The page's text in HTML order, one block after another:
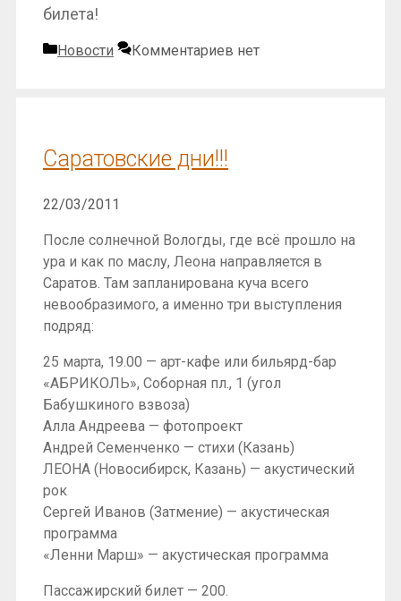
билета!
Рубрики
Новости Комментариев нет
Саратовские дни!!!
22/03/2011
После солнечной Вологды, где всё прошло на
ура и как по маслу, Леона направляется в
Саратов. Там запланирована куча всего
невообразимого, а именно три выступления
подряд:
25 марта, 19.00 — арт-кафе или бильярд-бар
«АБРИКОЛЬ», Соборная пл., 1 (угол
Бабушкиного взвоза)
Алла Андреева — фотопроект
Андрей Семенченко — стихи (Казань)
ЛЕОНА (Новосибирск, Казань) — акустический
рок
Сергей Иванов (Затмение) — акустическая
программа
«Ленни Марш» — акустическая программа
Пассажирский билет — 200.